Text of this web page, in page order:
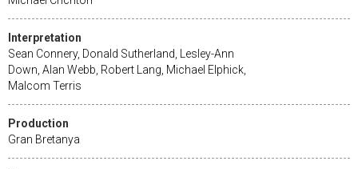
Interpretation
Sean Connery, Donald Sutherland, Lesley-Ann
Down, Alan Webb, Robert Lang, Michael Elphick,
Malcom Terris
Production
Gran Bretanya